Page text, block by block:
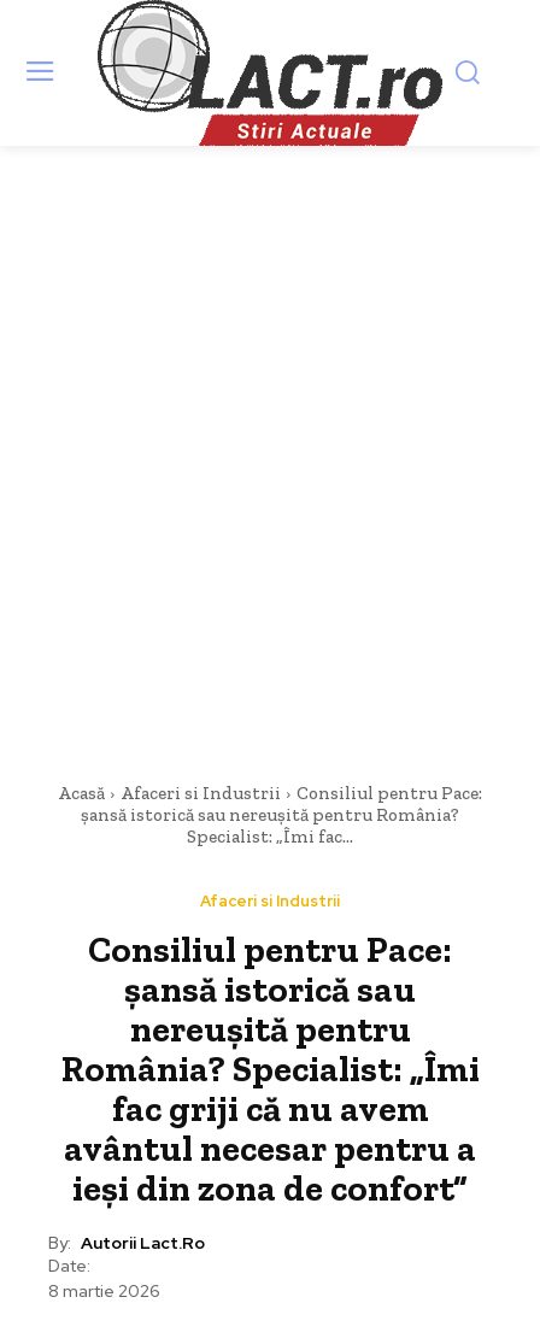
Acasă Afaceri si Industrii
Consiliul pentru Pace:
șansă istorică sau nereușită pentru România?
Specialist: „Îmi fac...
Afaceri si Industrii
Consiliul pentru Pace:
șansă istorică sau
nereușită pentru
România? Specialist: „Îmi
fac griji că nu avem
avântul necesar pentru a
ieși din zona de confort”
By: Autorii Lact.ro
Date:
8 martie 2026